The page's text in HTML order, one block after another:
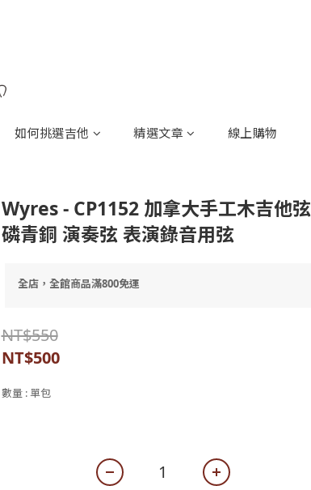
如何挑選吉他 精選文章 線上購物
Wyres - CP1152 加拿大手工木吉他弦
磷青銅 演奏弦 表演錄音用弦
全店，全館商品滿800免運
NT$550
NT$500
數量 : 單包